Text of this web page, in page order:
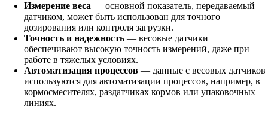
Измерение веса — основной показатель, передаваемый
датчиком, может быть использован для точного
дозирования или контроля загрузки.
Точность и надежность — весовые датчики
обеспечивают высокую точность измерений, даже при
работе в тяжелых условиях.
Автоматизация процессов — данные с весовых датчиков
используются для автоматизации процессов, например, в
кормосмесителях, раздатчиках кормов или упаковочных
линиях.